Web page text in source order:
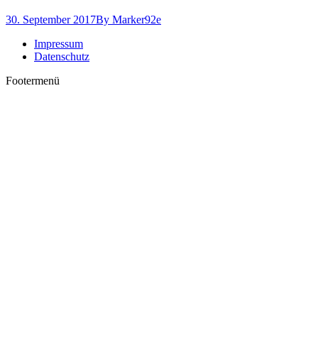
30. September 2017By Marker92e
Impressum
Datenschutz
Footermenü